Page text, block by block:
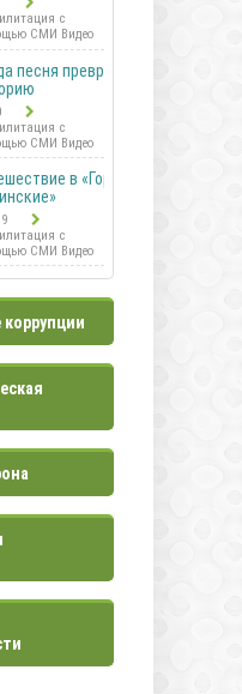
с
СМИ Видео
песня превращается в
с
СМИ Видео
в «Горки
с
СМИ Видео